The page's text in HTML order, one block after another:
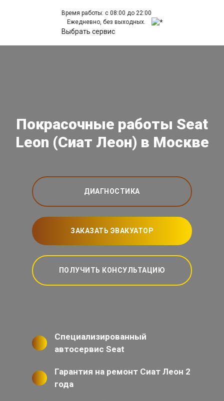
Время работы: с 08:00 до 22:00
Ежедневно, без выходных.
Выбрать сервис
Покрасочные работы Seat
Leon (Сиат Леон) в Москве
ДИАГНОСТИКА
ЗАКАЗАТЬ ЭВАКУАТОР
ПОЛУЧИТЬ КОНСУЛЬТАЦИЮ
Специализированный
автосервис Seat
Гарантия на ремонт Сиат Леон 2
года